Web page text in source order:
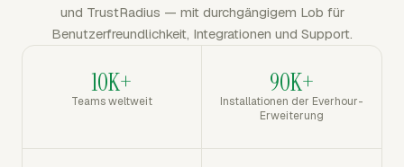
und TrustRadius — mit durchgängigem Lob für
Benutzerfreundlichkeit, Integrationen und Support.
10K+
Teams weltweit
90K+
Installationen der Everhour-
Erweiterung